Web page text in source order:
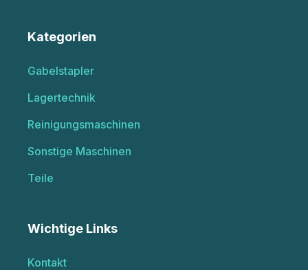
Kategorien
Gabelstapler
Lagertechnik
Reinigungsmaschinen
Sonstige Maschinen
Teile
Wichtige Links
Kontakt